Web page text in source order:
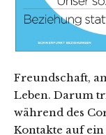
Freundschaft,
Leben. Darum
während des
Kontakte auf